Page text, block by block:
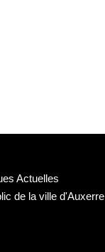
Actuelles
de la ville d'Auxerre